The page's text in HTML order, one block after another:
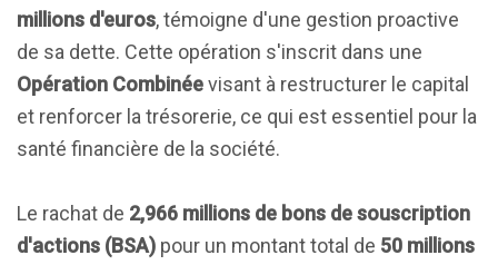
millions d'euros, témoigne d'une gestion proactive
de sa dette. Cette opération s'inscrit dans une
Opération Combinéevisant à restructurer le capital
et renforcer la trésorerie, ce qui est essentiel pour la
santé financière de la société.
Le rachat de 2,966 millions de bons de souscription
d'actions (BSA) pour un montant total de 50 millions